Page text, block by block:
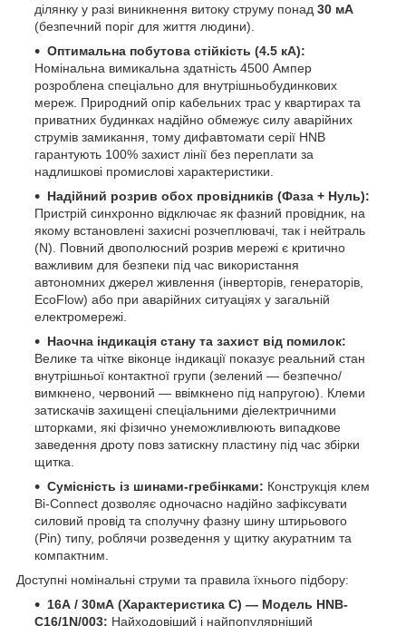
ділянку у разі виникнення витоку струму понад 30 мА
(безпечний поріг для життя людини).
Оптимальна побутова стійкість (4.5 кА):
Номінальна вимикальна здатність 4500 Ампер
розроблена спеціально для внутрішньобудинкових
мереж. Природний опір кабельних трас у квартирах та
приватних будинках надійно обмежує силу аварійних
струмів замикання, тому дифавтомати серії HNB
гарантують 100% захист лінії без переплати за
надлишкові промислові характеристики.
Надійний розрив обох провідників (Фаза + Нуль):
Пристрій синхронно відключає як фазний провідник, на
якому встановлені захисні розчеплювачі, так і нейтраль
(N). Повний двополюсний розрив мережі є критично
важливим для безпеки під час використання
автономних джерел живлення (інверторів, генераторів,
EcoFlow) або при аварійних ситуаціях у загальній
електромережі.
Наочна індикація стану та захист від помилок:
Велике та чітке віконце індикації показує реальний стан
внутрішньої контактної групи (зелений — безпечно/
вимкнено, червоний — ввімкнено під напругою). Клеми
затискачів захищені спеціальними діелектричними
шторками, які фізично унеможливлюють випадкове
заведення дроту повз затискну пластину під час збірки
щитка.
Сумісність із шинами-гребінками: Конструкція клем
Bi-Connect дозволяє одночасно надійно зафіксувати
силовий провід та сполучну фазну шину штирьового
(Pin) типу, роблячи розведення у щитку акуратним та
компактним.
Доступні номінальні струми та правила їхнього підбору:
16А / 30мА (Характеристика C) — Модель HNB-
C16/1N/003: Найходовіший і найпопулярніший